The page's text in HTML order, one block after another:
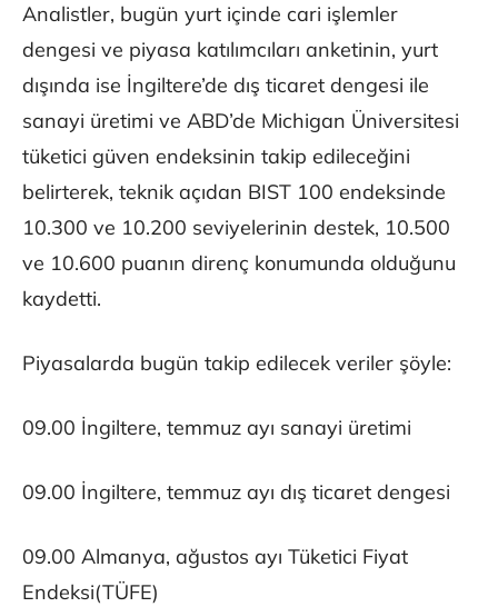
Analistler, bugün yurt içinde cari işlemler
dengesi ve piyasa katılımcıları anketinin, yurt
dışında ise İngiltere’de dış ticaret dengesi ile
sanayi üretimi ve ABD’de Michigan Üniversitesi
tüketici güven endeksinin takip edileceğini
belirterek, teknik açıdan BIST 100 endeksinde
10.300 ve 10.200 seviyelerinin destek, 10.500
ve 10.600 puanın direnç konumunda olduğunu
kaydetti.
Piyasalarda bugün takip edilecek veriler şöyle:
09.00 İngiltere, temmuz ayı sanayi üretimi
09.00 İngiltere, temmuz ayı dış ticaret dengesi
09.00 Almanya, ağustos ayı Tüketici Fiyat
Endeksi(TÜFE)